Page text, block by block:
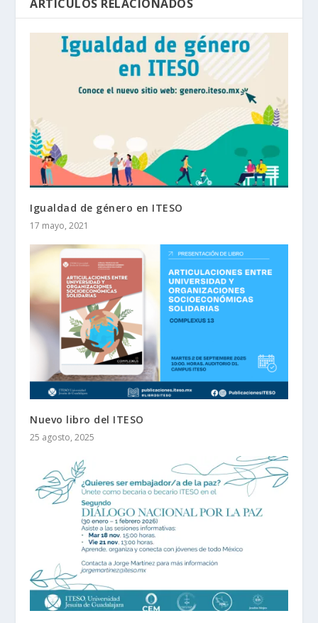
ARTÍCULOS RELACIONADOS
Igualdad de género en ITESO
17 mayo, 2021
Nuevo libro del ITESO
25 agosto, 2025